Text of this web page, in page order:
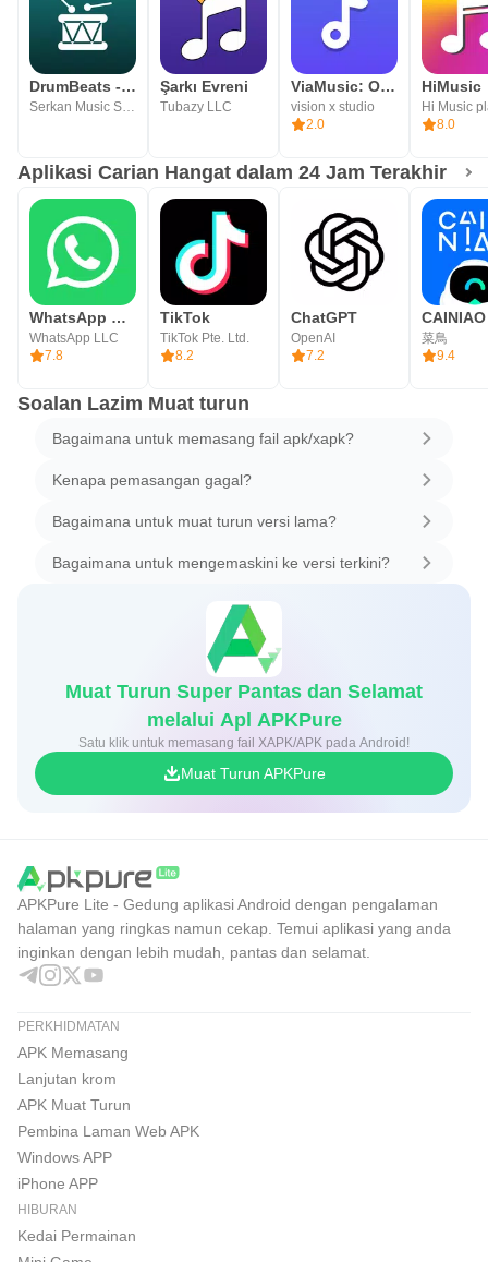
DrumBeats - Loop Drum Nyata
Serkan Music Studio
Şarkı Evreni
Tubazy LLC
ViaMusic: Offline Music Player
vision x studio
2.0
Hi Music
8.0
Aplikasi Carian Hangat dalam 24 Jam Terakhir
WhatsApp Messenger
WhatsApp LLC
7.8
TikTok
TikTok Pte. Ltd.
8.2
ChatGPT
OpenAI
7.2
菜鳥
9.4
Soalan Lazim Muat turun
Bagaimana untuk memasang fail apk/xapk?
Kenapa pemasangan gagal?
Bagaimana untuk muat turun versi lama?
Bagaimana untuk mengemaskini ke versi terkini?
Muat Turun Super Pantas dan Selamat
melalui Apl APKPure
Satu klik untuk memasang fail XAPK/APK pada Android!
Muat Turun APKPure
APKPure Lite - Gedung aplikasi Android dengan pengalaman
halaman yang ringkas namun cekap. Temui aplikasi yang anda
inginkan dengan lebih mudah, pantas dan selamat.
PERKHIDMATAN
APK Memasang
Lanjutan krom
APK Muat Turun
Pembina Laman Web APK
Windows APP
iPhone APP
HIBURAN
Kedai Permainan